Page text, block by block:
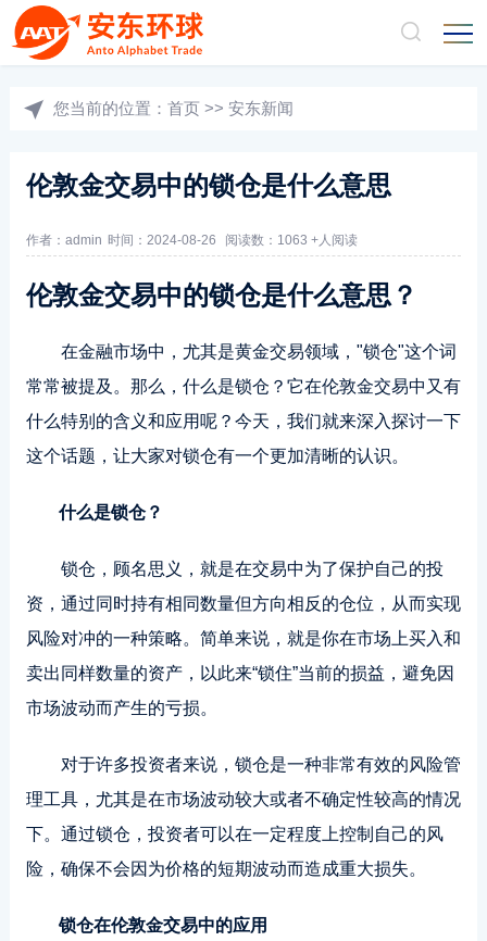
您当前的位置： 首页 >> 安东新闻
伦敦金交易中的锁仓是什么意思
作者：admin 时间：2024-08-26 阅读数：1063 +人阅读
伦敦金交易中的锁仓是什么意思？
在金融市场中，尤其是黄金交易领域，"锁仓"这个词
常常被提及。那么，什么是锁仓？它在伦敦金交易中又有
什么特别的含义和应用呢？今天，我们就来深入探讨一下
这个话题，让大家对锁仓有一个更加清晰的认识。
什么是锁仓？
锁仓，顾名思义，就是在交易中为了保护自己的投
资，通过同时持有相同数量但方向相反的仓位，从而实现
风险对冲的一种策略。简单来说，就是你在市场上买入和
卖出同样数量的资产，以此来“锁住”当前的损益，避免因
市场波动而产生的亏损。
对于许多投资者来说，锁仓是一种非常有效的风险管
理工具，尤其是在市场波动较大或者不确定性较高的情况
下。通过锁仓，投资者可以在一定程度上控制自己的风
险，确保不会因为价格的短期波动而造成重大损失。
锁仓在伦敦金交易中的应用